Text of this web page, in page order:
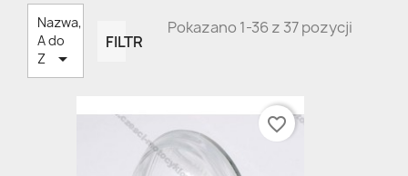
Nazwa,
A do
Z

FILTR
Pokazano 1-36 z 37 pozycji
favorite_border